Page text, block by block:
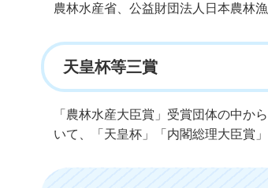
農林水産省、公益財団法人日本農林
天皇杯等三賞
「農林水産大臣賞」受賞団体の中か
いて、「天皇杯」「内閣総理大臣賞